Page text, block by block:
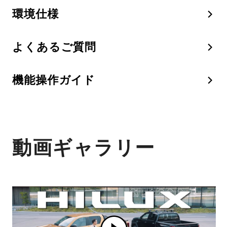
環境仕様
よくあるご質問
機能操作ガイド
動画ギャラリー